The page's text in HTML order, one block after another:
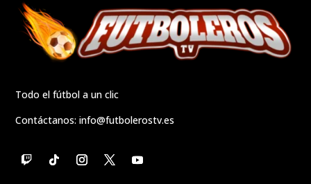
Todo el fútbol a un clic
Contáctanos:info@futbolerostv.es